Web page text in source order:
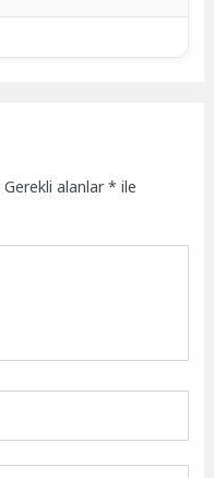
Gerekli alanlar* ile